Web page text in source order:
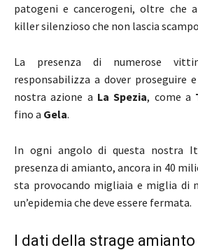
patogeni e cancerogeni, oltre che
killer silenzioso che non lascia
La presenza di numerose
responsabilizza a dover proseguire
nostra azione a La Spezia, come a
fino a Gela.
In ogni angolo di questa nostra
presenza di amianto, ancora in 40
sta provocando migliaia e miglia di
un’epidemia che deve essere fermata.
I dati della strage